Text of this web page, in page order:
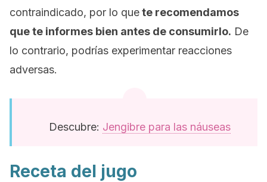
contraindicado, por lo quete recomendamos
que te informes bien antes de consumirlo. De
lo contrario, podrías experimentar reacciones
adversas.
Descubre: Jengibre para las náuseas
Receta del jugo